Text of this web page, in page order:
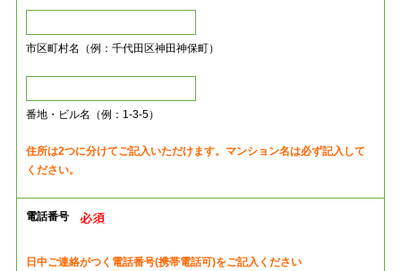
市区町村名（例：千代田区神田神保町）
番地・ビル名（例：1-3-5）
住所は2つに分けてご記入いただけます。マンション名は必ず記入して
ください。
電話番号
日中ご連絡がつく電話番号(携帯電話可)をご記入ください